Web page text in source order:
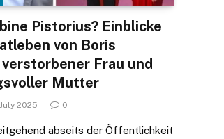
Pistorius? Einblicke
von Boris
verstorbener Frau und
Mutter
2025 0
abseits der Öffentlichkeit